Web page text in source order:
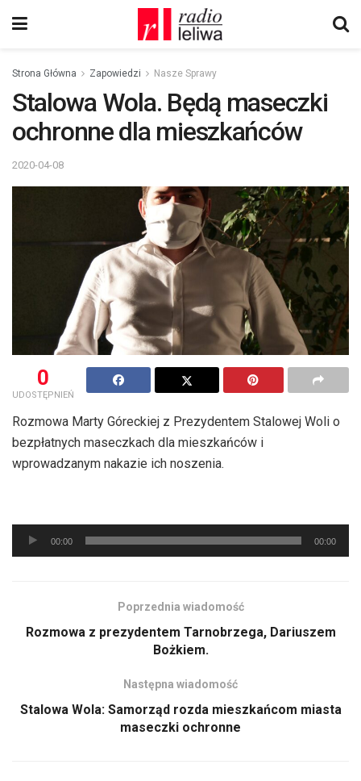
Strona Główna Zapowiedzi Nasze Sprawy
Stalowa Wola. Będą maseczki
ochronne dla mieszkańców
2020-04-08
0
UDOSTĘPNIEŃ
Rozmowa Marty Góreckiej z Prezydentem Stalowej Woli o
bezpłatnych maseczkach dla mieszkańców i
wprowadzanym nakazie ich noszenia.
Odtwarzacz
plików
00:00 00:00
Poprzednia wiadomość
Rozmowa z prezydentem Tarnobrzega, Dariuszem
Bożkiem.
Następna wiadomość
Stalowa Wola: Samorząd rozda mieszkańcom miasta
maseczki ochronne